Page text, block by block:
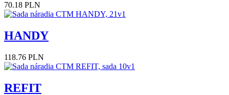
70.18 PLN
HANDY
118.76 PLN
REFIT